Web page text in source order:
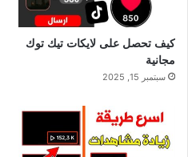
كيف تحصل على لايكات تيك توك
مجانية
سبتمبر 15, 2025